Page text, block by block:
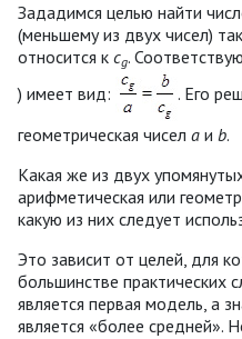
Зададимся целью найти
(меньшему из двух чисел)
относится к cg.
) имеет вид:
. Его
геометрическая чисел a и b.
Какая же из двух
арифметическая или
какую из них следует
Это зависит от целей, для
большинстве практических
является первая модель, а
является «более средней».